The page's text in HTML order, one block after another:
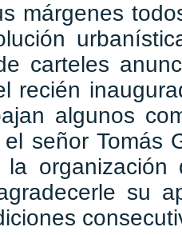
márgenes
carteles
recién
algunos
señor Tomás
su